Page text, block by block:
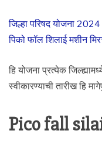
जिल्हा परिषद योजना
पिको फॉल शिलाई मशीन
हि योजना प्रत्येक
स्वीकारण्याची तारीख हि
Pico fall